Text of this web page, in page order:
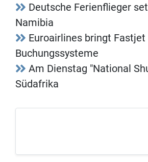
Deutsche Ferienflieger
Namibia
Euroairlines bringt Fastjet
Buchungssysteme
Am Dienstag "National
Südafrika